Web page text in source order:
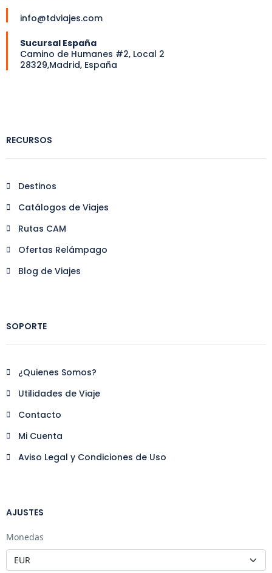
info@tdviajes.com
Sucursal España
Camino de Humanes #2, Local 2
28329,Madrid, España
RECURSOS
Destinos
Catálogos de Viajes
Rutas CAM
Ofertas Relámpago
Blog de Viajes
SOPORTE
¿Quienes Somos?
Utilidades de Viaje
Contacto
Mi Cuenta
Aviso Legal y Condiciones de Uso
AJUSTES
Monedas